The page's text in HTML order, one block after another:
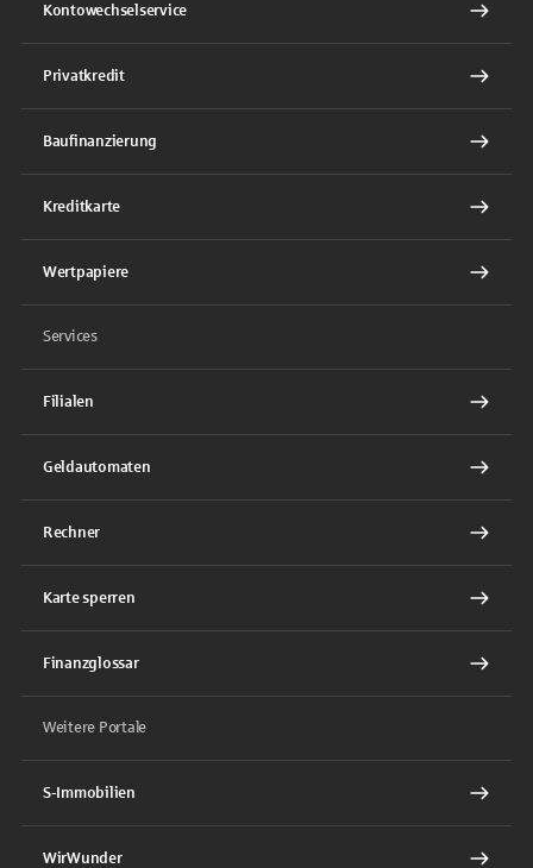
Kontowechselservice
Privatkredit
Baufinanzierung
Kreditkarte
Wertpapiere
Services
Filialen
Geldautomaten
Rechner
Karte sperren
Finanzglossar
Weitere Portale
S-Immobilien
WirWunder